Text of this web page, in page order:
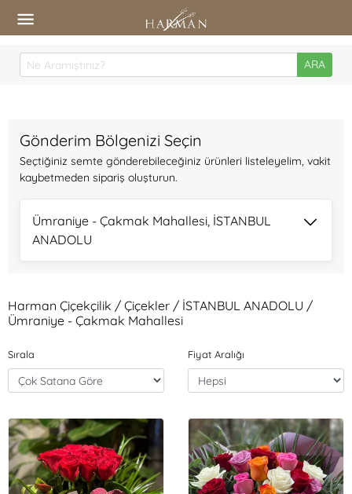
ARA
Gönderim Bölgenizi Seçin
Seçtiğiniz semte gönderebileceğiniz ürünleri listeleyelim, vakit
kaybetmeden sipariş oluşturun.
Ümraniye - Çakmak Mahallesi, İSTANBUL
ANADOLU
Harman Çiçekçilik / Çiçekler / İSTANBUL ANADOLU /
Ümraniye - Çakmak Mahallesi
Sırala Fiyat Aralığı